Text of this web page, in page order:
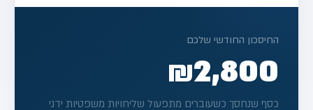
החיסכון החודשי שלכם
₪2,800
כסף שנחסך כשעוברים מתפעול שליחויות משפטיות ידני